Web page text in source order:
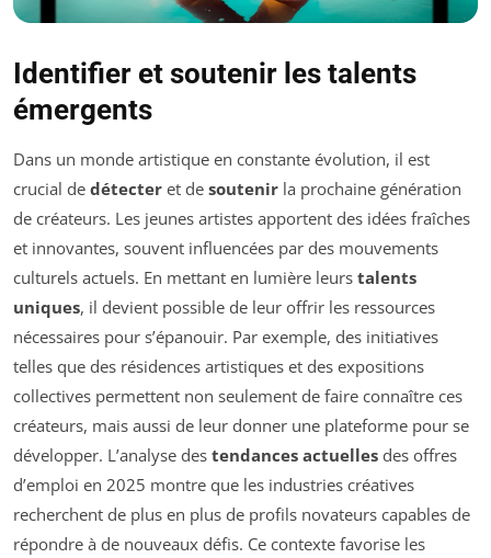
Identifier et soutenir les talents
émergents
Dans un monde artistique en constante évolution, il est
crucial de détecter et de soutenir la prochaine génération
de créateurs. Les jeunes artistes apportent des idées fraîches
et innovantes, souvent influencées par des mouvements
culturels actuels. En mettant en lumière leurs talents
uniques, il devient possible de leur offrir les ressources
nécessaires pour s’épanouir. Par exemple, des initiatives
telles que des résidences artistiques et des expositions
collectives permettent non seulement de faire connaître ces
créateurs, mais aussi de leur donner une plateforme pour se
développer. L’analyse des tendances actuelles des offres
d’emploi en 2025 montre que les industries créatives
recherchent de plus en plus de profils novateurs capables de
répondre à de nouveaux défis. Ce contexte favorise les